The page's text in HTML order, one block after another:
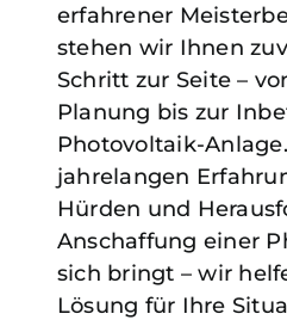
erfahrener
stehen wir Ihnen
Schritt zur Seite –
Planung bis zur
Photovoltaik-
jahrelangen
Hürden und
Anschaffung einer
sich bringt – wir
Lösung für Ihre